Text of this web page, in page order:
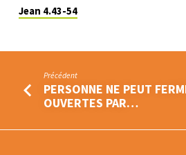
Jean 4.43-54
Précédent
PERSONNE NE PEUT
OUVERTES PAR…